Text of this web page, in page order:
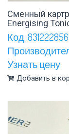
Сменный
Energising
Код:
Узнать цену
Добавить в